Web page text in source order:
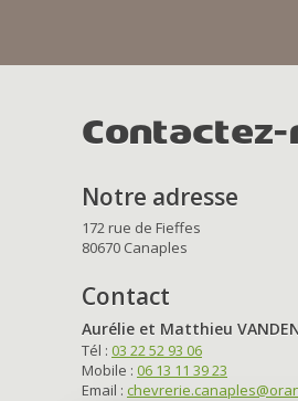
Contactez-
Notre adresse
172 rue de Fieffes
80670 Canaples
Contact
Aurélie et Matthieu
Tél : 03 22 52 93 06
Mobile : 06 13 11 39 23
Email :